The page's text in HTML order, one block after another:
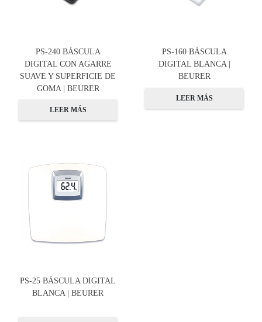
PS-240 BÁSCULA
DIGITAL CON AGARRE
SUAVE Y SUPERFICIE DE
GOMA | BEURER
LEER MÁS
PS-160 BÁSCULA
DIGITAL BLANCA |
BEURER
LEER MÁS
PS-25 BÁSCULA DIGITAL
BLANCA | BEURER